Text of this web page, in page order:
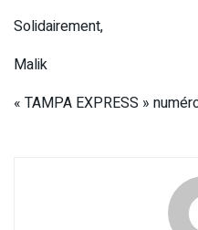
Solidairement,
Malik
« TAMPA EXPRESS »